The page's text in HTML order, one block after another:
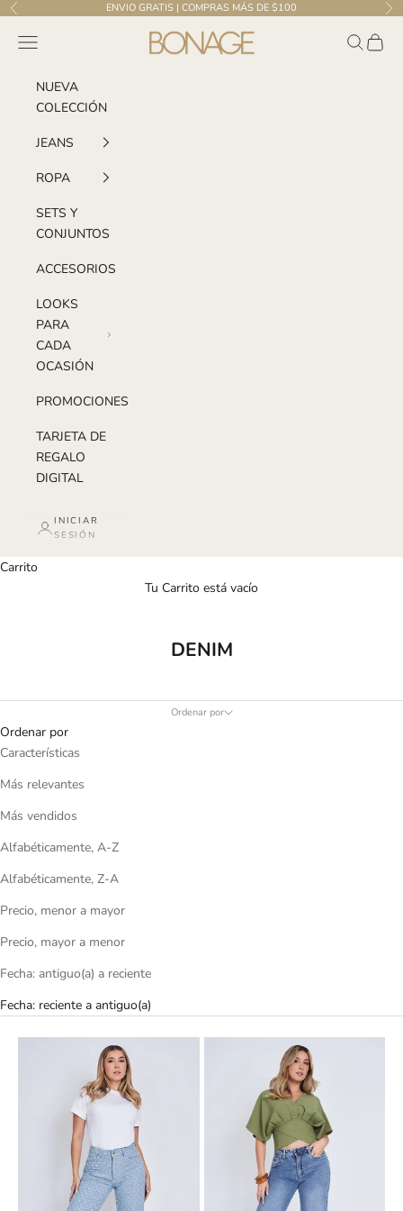
Ir al contenido
Anterior ENVIO GRATIS | COMPRAS MÁS DE $100
Bonage | El Salvador
Menú Buscar
Carrito
NUEVA
COLECCIÓN
JEANS
ROPA
SETS Y
CONJUNTOS
ACCESORIOS
LOOKS
PARA
CADA
OCASIÓN
PROMOCIONES
TARJETA DE
REGALO
DIGITAL
INICIAR
SESIÓN
Carrito
Tu Carrito está vacío
DENIM
Ordenar por
Ordenar por
Características
Más relevantes
Más vendidos
Alfabéticamente, A-Z
Alfabéticamente, Z-A
Precio, menor a mayor
Precio, mayor a menor
Fecha: antiguo(a) a reciente
Fecha: reciente a antiguo(a)